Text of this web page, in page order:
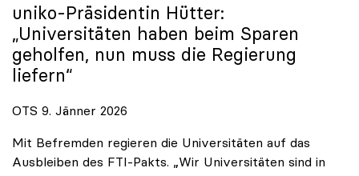
uniko-Präsidentin Hütter:
„Universitäten haben beim Sparen
geholfen, nun muss die Regierung
liefern“
OTS 9. Jänner 2026
Mit Befremden regieren die Universitäten auf das
Ausbleiben des FTI-Pakts. „Wir Universitäten sind in